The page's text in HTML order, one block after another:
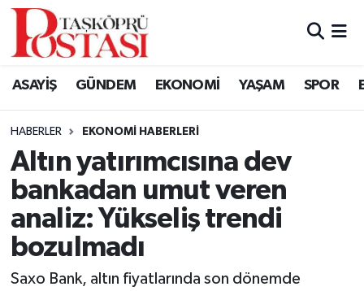
ASAYİŞ GÜNDEM EKONOMİ YAŞAM SPOR
HABERLER EKONOMI HABERLERI
Altın yatırımcısına dev
bankadan umut veren
analiz: Yükseliş trendi
bozulmadı
Saxo Bank, altın fiyatlarında son dönemde
Kastamonu Vefat Edenler
Araç Haberleri
Azdavay Haberleri